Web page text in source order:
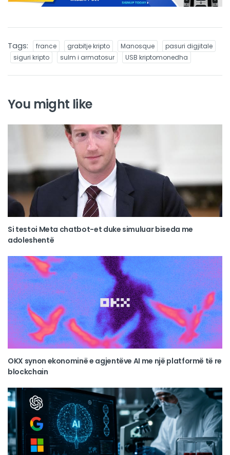
Tags: france grabitje kripto Manosque
pasuri digjitale
siguri kripto
sulm i armatosur USB kriptomonedha
You might like
Si testoi Meta chatbot-et duke simuluar biseda me
adoleshentë
OKX synon ekonominë e agjentëve AI me një platformë të re
blockchain